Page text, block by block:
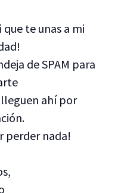
que te unas a mi
de SPAM para
ahí por
perder nada!